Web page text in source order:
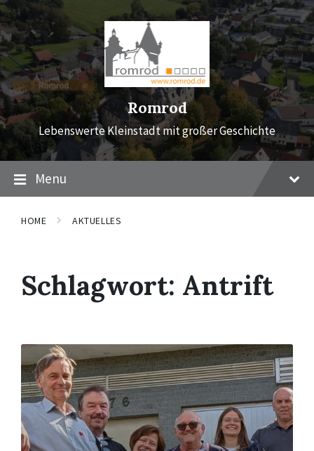
Skip
to
content
Skip
to
main
navigation
Skip
to
footer
Romrod
Lebenswerte Kleinstadt mit großer Geschichte
Menu
HOME AKTUELLES
Schlagwort: Antrift
Read
More